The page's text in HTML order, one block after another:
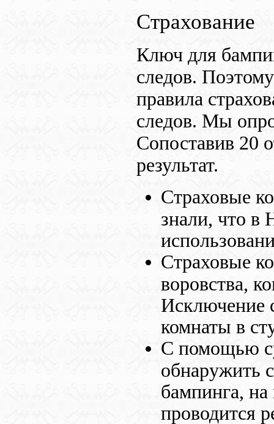
Страхование
Ключ для
следов.
правила
следов. Мы
Сопоставив 20
результат.
Страховые
знали, что в
Страховые
воровства,
Исключение
комнаты в
С помощью
обнаружить
бампинга, на
проводится